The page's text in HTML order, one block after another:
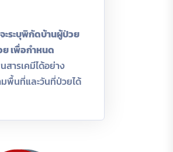
ะระบุพิกัดบ้านผู้ป่วย
เพื่อกำหนด
ารเคมีได้อย่าง
พื้นที่และวันที่ป่วยได้